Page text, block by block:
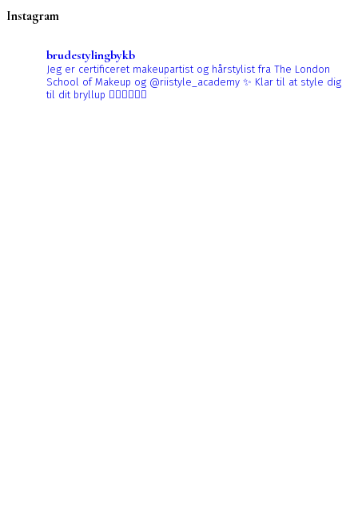
Instagram
brudestylingbykb
Jeg er certificeret makeupartist og hårstylist fra The London
School of Makeup og @riistyle_academy ✨ Klar til at style dig
til dit bryllup 👰🏼‍♀️👰🏻‍♀️